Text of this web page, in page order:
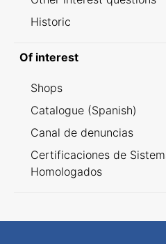
Historic
Of interest
Shops
Catalogue (Spanish)
Canal de denuncias
Certificaciones de
Homologados